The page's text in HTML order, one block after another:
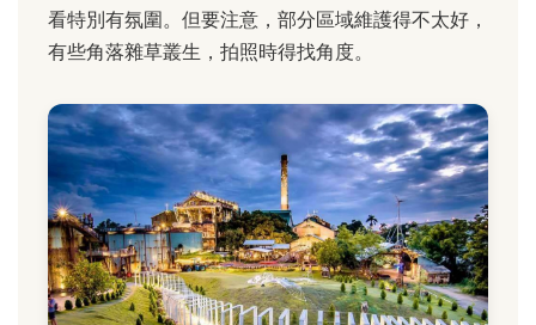
看特別有氛圍。但要注意，部分區域維護得不太好，
有些角落雜草叢生，拍照時得找角度。